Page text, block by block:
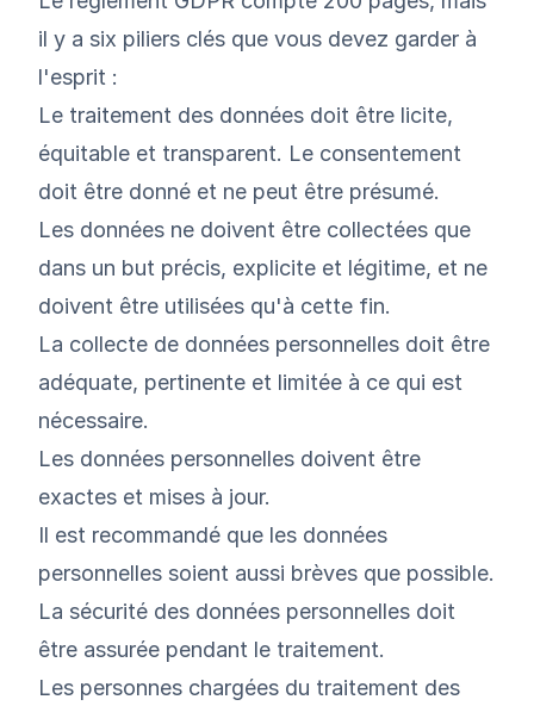
il y a six piliers clés que vous devez garder à
l'esprit :
Le traitement des données doit être licite,
équitable et transparent. Le consentement
doit être donné et ne peut être présumé.
Les données ne doivent être collectées que
dans un but précis, explicite et légitime, et ne
doivent être utilisées qu'à cette fin.
La collecte de données personnelles doit être
adéquate, pertinente et limitée à ce qui est
nécessaire.
Les données personnelles doivent être
exactes et mises à jour.
Il est recommandé que les données
personnelles soient aussi brèves que possible.
La sécurité des données personnelles doit
être assurée pendant le traitement.
Les personnes chargées du traitement des